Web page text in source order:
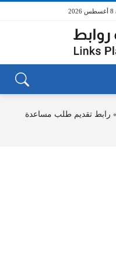
رابط تقديم طلب مساعدة